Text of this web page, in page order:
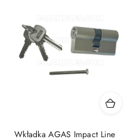
Wkładka AGAS Impact Line